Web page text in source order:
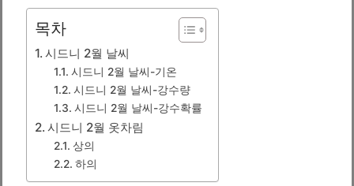
목차
시드니 2월 날씨
시드니 2월 날씨-기온
시드니 2월 날씨-강수량
시드니 2월 날씨-강수확률
시드니 2월 옷차림
상의
하의